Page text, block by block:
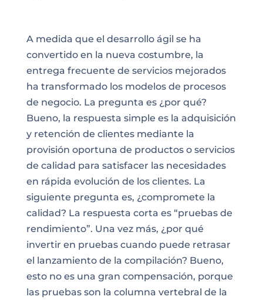
A medida que el desarrollo ágil se ha
convertido en la nueva costumbre, la
entrega frecuente de servicios mejorados
ha transformado los modelos de procesos
de negocio. La pregunta es ¿por qué?
Bueno, la respuesta simple es la adquisición
y retención de clientes mediante la
provisión oportuna de productos o servicios
de calidad para satisfacer las necesidades
en rápida evolución de los clientes. La
siguiente pregunta es, ¿compromete la
calidad? La respuesta corta es “pruebas de
rendimiento”. Una vez más, ¿por qué
invertir en pruebas cuando puede retrasar
el lanzamiento de la compilación? Bueno,
esto no es una gran compensación, porque
las pruebas son la columna vertebral de la